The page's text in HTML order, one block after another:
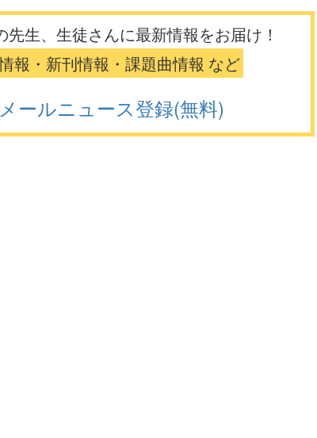
先生、生徒さんに最新情報をお届け！
報・新刊情報・課題曲情報 など
メールニュース登録(無料)